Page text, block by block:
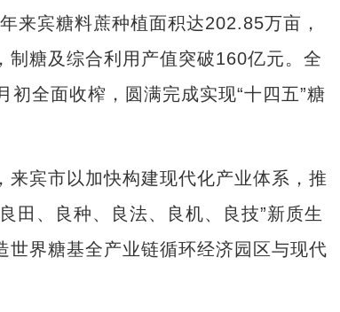
来宾糖料蔗种植面积达202.85万亩，
糖及综合利用产值突破160亿元。全
全面收榨，圆满完成实现“十四五”糖
宾市以加快构建现代化产业体系，推
田、良种、良法、良机、良技”新质生
界糖基全产业链循环经济园区与现代